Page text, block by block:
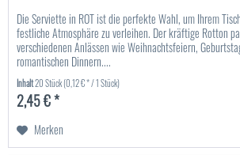
Die Serviette in ROT ist die perfekte Wahl, um Ihrem
festliche Atmosphäre zu verleihen. Der kräftige Rotton
verschiedenen Anlässen wie Weihnachtsfeiern,
romantischen Dinnern....
Inhalt20 Stück(0,12 € * / 1 Stück)
2,45 € *
Merken